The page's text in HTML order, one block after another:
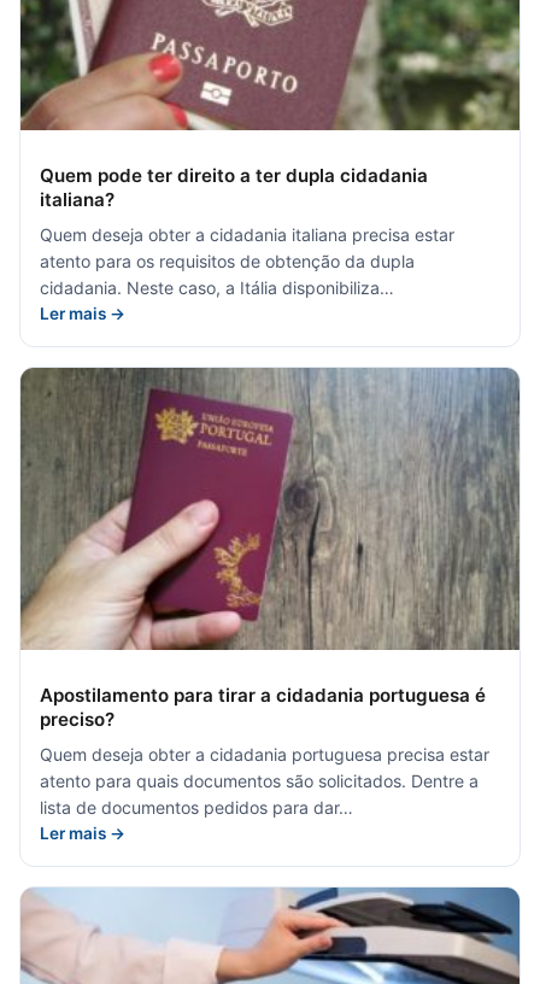
Quem pode ter direito a ter dupla cidadania
italiana?
Quem deseja obter a cidadania italiana precisa estar
atento para os requisitos de obtenção da dupla
cidadania. Neste caso, a Itália disponibiliza…
Ler mais →
Apostilamento para tirar a cidadania portuguesa é
preciso?
Quem deseja obter a cidadania portuguesa precisa estar
atento para quais documentos são solicitados. Dentre a
lista de documentos pedidos para dar…
Ler mais →